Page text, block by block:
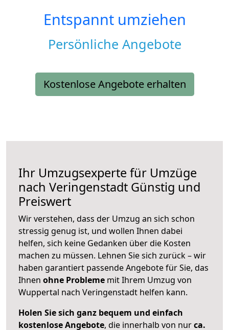
Entspannt umziehen
Persönliche Angebote
Kostenlose Angebote erhalten
Ihr Umzugsexperte für Umzüge
nach Veringenstadt Günstig und
Preiswert
Wir verstehen, dass der Umzug an sich schon
stressig genug ist, und wollen Ihnen dabei
helfen, sich keine Gedanken über die Kosten
machen zu müssen. Lehnen Sie sich zurück – wir
haben garantiert passende Angebote für Sie, das
Ihnen ohne Probleme mit Ihrem Umzug von
Wuppertal nach Veringenstadt helfen kann.
Holen Sie sich ganz bequem und einfach
kostenlose Angebote, die innerhalb von nurca.